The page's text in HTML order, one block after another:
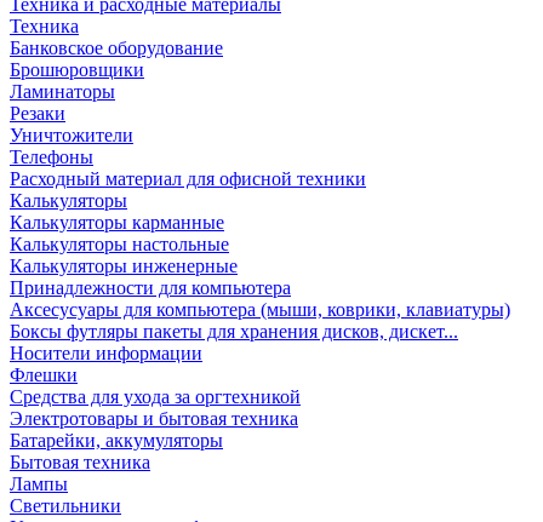
Техника и расходные материалы
Техника
Банковское оборудование
Брошюровщики
Ламинаторы
Резаки
Уничтожители
Телефоны
Расходный материал для офисной техники
Калькуляторы
Калькуляторы карманные
Калькуляторы настольные
Калькуляторы инженерные
Принадлежности для компьютера
Аксесусуары для компьютера (мыши, коврики, клавиатуры)
Боксы футляры пакеты для хранения дисков, дискет...
Носители информации
Флешки
Средства для ухода за оргтехникой
Электротовары и бытовая техника
Батарейки, аккумуляторы
Бытовая техника
Лампы
Светильники